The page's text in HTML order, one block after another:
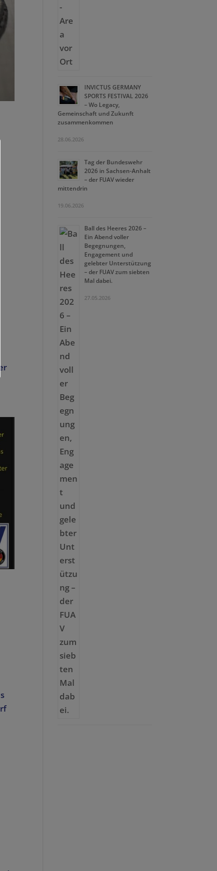
INVICTUS GERMANY
SPORTS FESTIVAL 2026
– Wo Legacy,
Gemeinschaft und Zukunft
zusammenkommen
28.06.2026
Tag der Bundeswehr
2026 in Sachsen-Anhalt
– der FUAV wieder
mittendrin
19.06.2026
Ball des Heeres 2026 –
Ein Abend voller
Begegnungen,
Engagement und
gelebter Unterstützung
– der FUAV zum siebten
Mal dabei.
27.05.2026